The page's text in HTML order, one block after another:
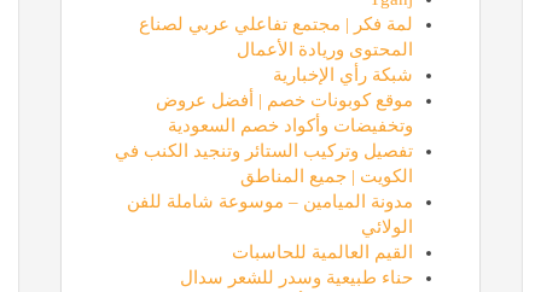
لمة فكر | مجتمع تفاعلي عربي لصناع
المحتوى وريادة الأعمال
شبكة رأي الإخبارية
موقع كوبونات خصم | أفضل عروض
وتخفيضات وأكواد خصم السعودية
تفصيل وتركيب الستائر وتنجيد الكنب في
الكويت | جميع المناطق
مدونة الميامين – موسوعة شاملة للفن
الولائي
القيم العالمية للحاسبات
حناء طبيعية وسدر للشعر سدال